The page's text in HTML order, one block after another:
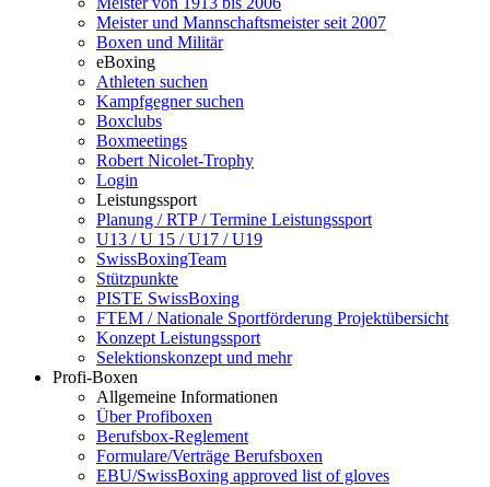
Meister und Mannschaftsmeister seit 2007
Boxen und Militär
eBoxing
Athleten suchen
Kampfgegner suchen
Boxclubs
Boxmeetings
Robert Nicolet-Trophy
Login
Leistungssport
Planung / RTP / Termine Leistungssport
U13 / U 15 / U17 / U19
SwissBoxingTeam
Stützpunkte
PISTE SwissBoxing
FTEM / Nationale Sportförderung Projektübersicht
Konzept Leistungssport
Selektionskonzept und mehr
Profi-Boxen
Allgemeine Informationen
Über Profiboxen
Berufsbox-Reglement
Formulare/Verträge Berufsboxen
EBU/SwissBoxing approved list of gloves